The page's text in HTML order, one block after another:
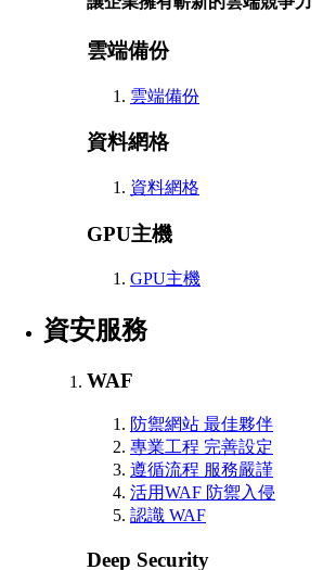
雲端備份
雲端備份
資料網格
資料網格
GPU主機
GPU主機
資安服務
WAF
防禦網站 最佳夥伴
專業工程 完善設定
遵循流程 服務嚴謹
活用WAF 防禦入侵
認識 WAF
Deep Security